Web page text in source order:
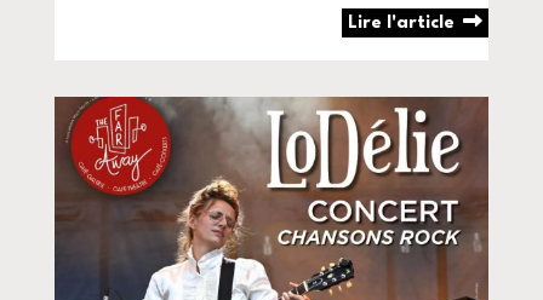
Lire l'article